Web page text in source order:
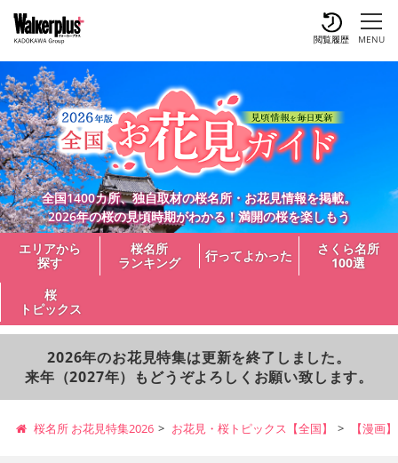
MENU
閲覧履歴
全国1400カ所、独自取材の桜名所・お花見情報を掲載。
2026年の桜の見頃時期がわかる！満開の桜を楽しもう
エリアから
探す
桜名所
ランキング
行ってよかった
さくら名所
100選
桜
トピックス
2026年のお花見特集は更新を終了しました。
来年（2027年）もどうぞよろしくお願い致します。
桜名所 お花見特集2026 お花見・桜トピックス【全国】 【漫画